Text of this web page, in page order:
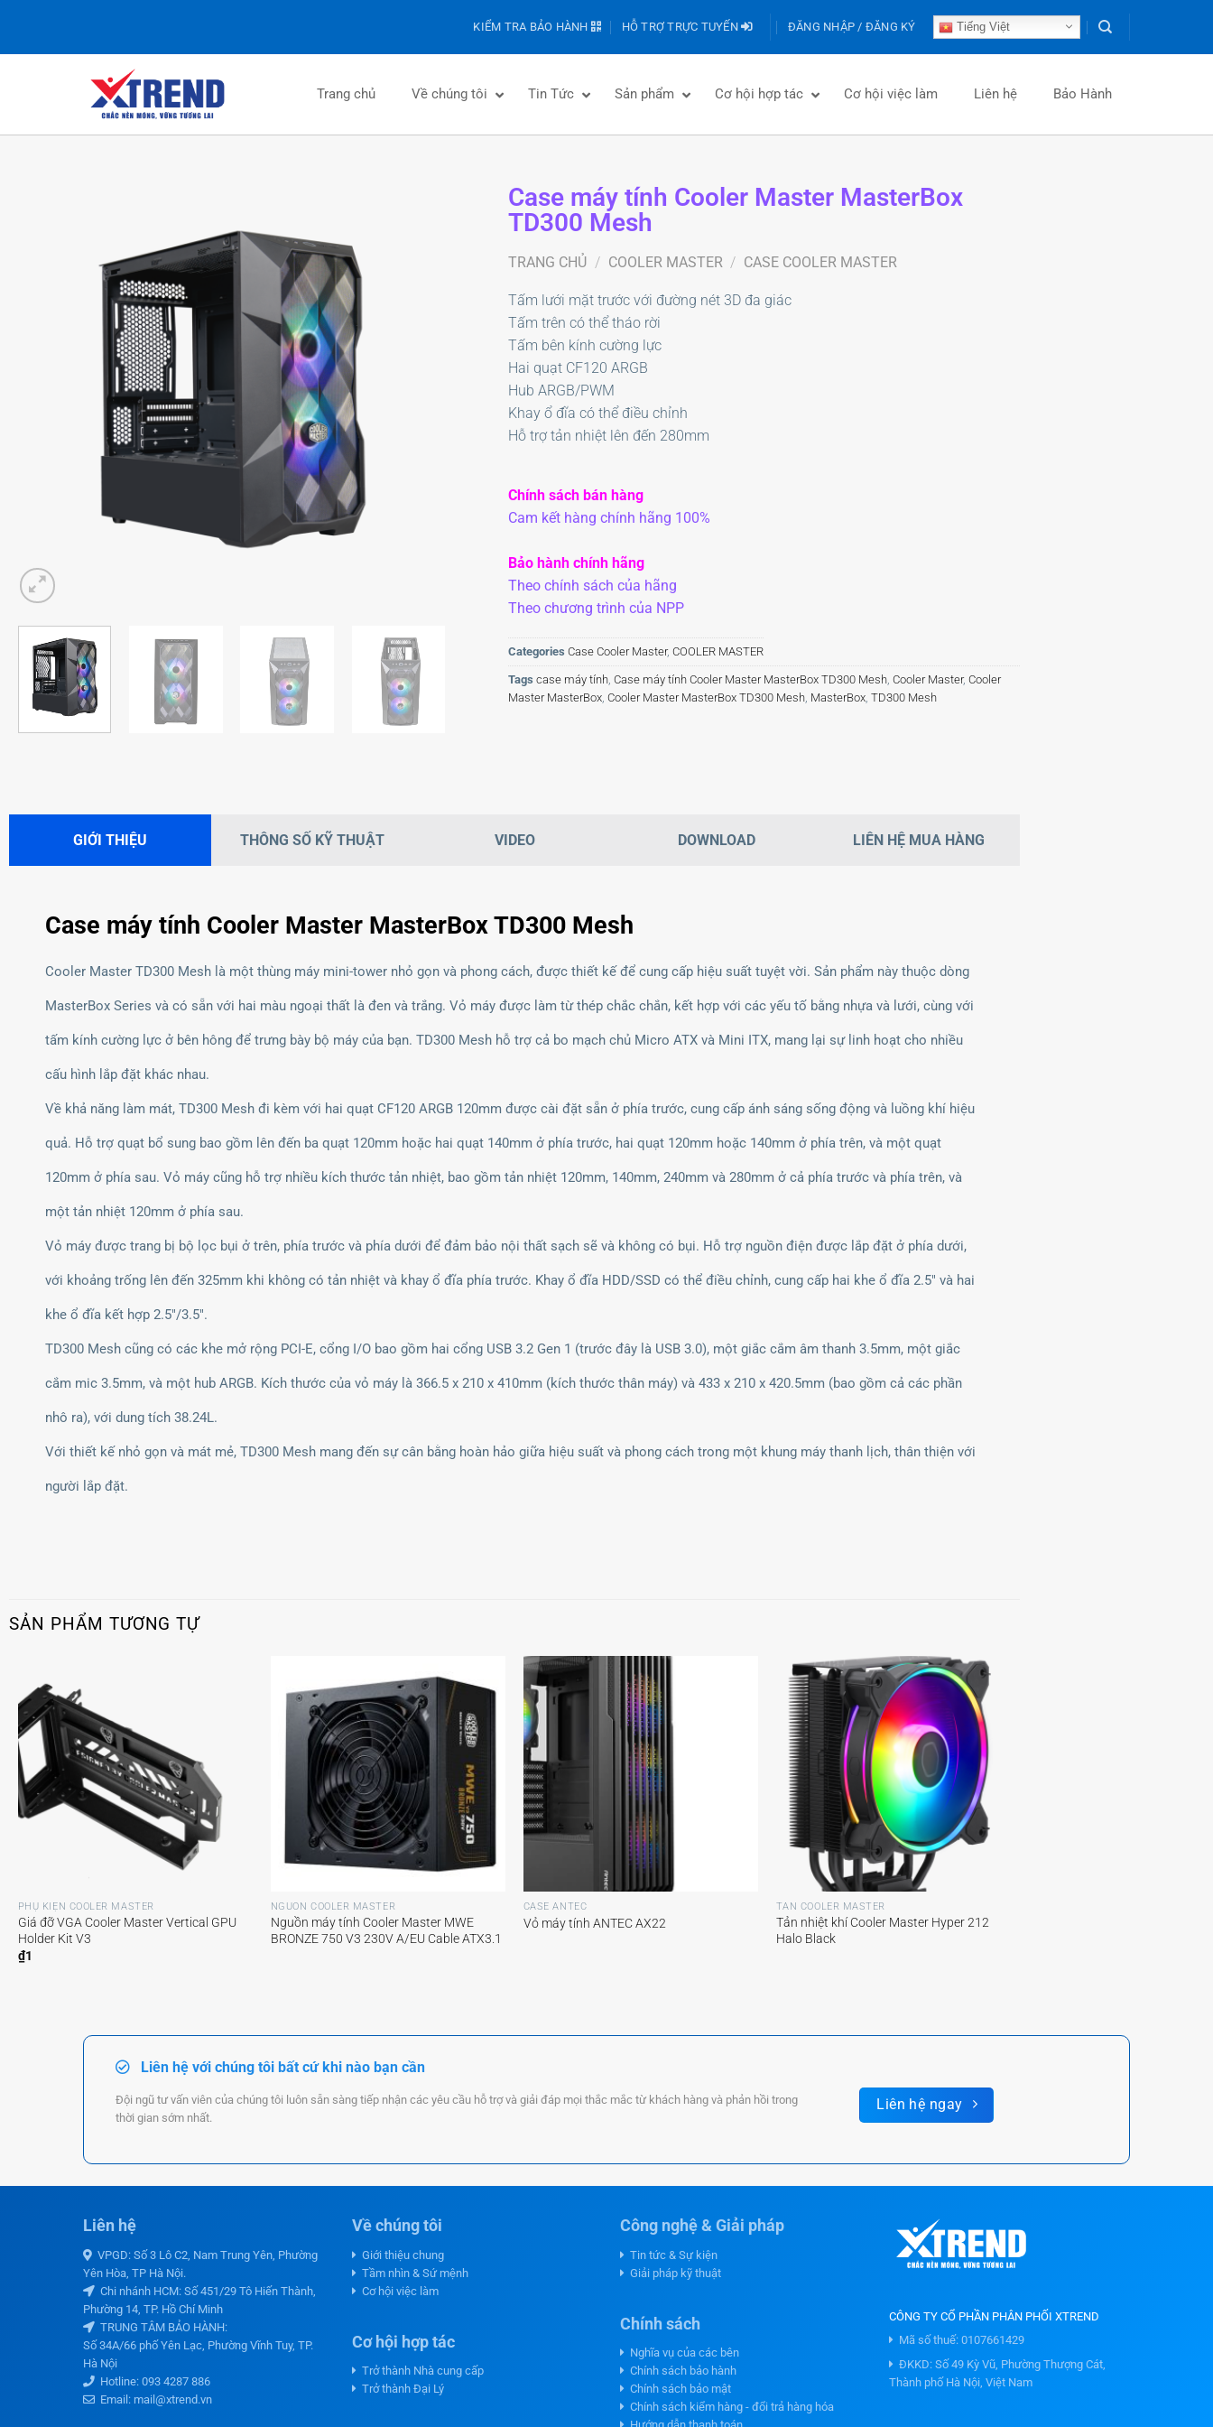
KIỂM TRA BẢO HÀNH HỖ TRỢ TRỰC TUYẾN ĐĂNG NHẬP / ĐĂNG KÝ Tiếng Việt
Trang chủ Về chúng tôi Tin Tức Sản phẩm Cơ hội hợp tác Cơ hội việc làm Liên hệ Bảo Hành
Case máy tính Cooler Master MasterBox
TD300 Mesh
TRANG CHỦ / COOLER MASTER / CASE COOLER MASTER
Tấm lưới mặt trước với đường nét 3D đa giác
Tấm trên có thể tháo rời
Tấm bên kính cường lực
Hai quạt CF120 ARGB
Hub ARGB/PWM
Khay ổ đĩa có thể điều chỉnh
Hỗ trợ tản nhiệt lên đến 280mm
Chính sách bán hàng
Cam kết hàng chính hãng 100%
Bảo hành chính hãng
Theo chính sách của hãng
Theo chương trình của NPP
Categories Case Cooler Master, COOLER MASTER
Tags case máy tính Case máy tính Cooler Master MasterBox TD300 Mesh Cooler Master, Cooler
Master MasterBox Cooler Master MasterBox TD300 Mesh MasterBox TD300 Mesh
GIỚI THIỆU THÔNG SỐ KỸ THUẬT VIDEO DOWNLOAD LIÊN HỆ MUA HÀNG
Case máy tính Cooler Master MasterBox TD300 Mesh
Cooler Master TD300 Mesh là một thùng máy mini-tower nhỏ gọn và phong cách, được thiết kế để cung cấp hiệu suất tuyệt vời. Sản phẩm này thuộc dòng
MasterBox Series và có sẵn với hai màu ngoại thất là đen và trắng. Vỏ máy được làm từ thép chắc chắn, kết hợp với các yếu tố bằng nhựa và lưới, cùng với
tấm kính cường lực ở bên hông để trưng bày bộ máy của bạn. TD300 Mesh hỗ trợ cả bo mạch chủ Micro ATX và Mini ITX, mang lại sự linh hoạt cho nhiều
cấu hình lắp đặt khác nhau.
Về khả năng làm mát, TD300 Mesh đi kèm với hai quạt CF120 ARGB 120mm được cài đặt sẵn ở phía trước, cung cấp ánh sáng sống động và luồng khí hiệu
quả. Hỗ trợ quạt bổ sung bao gồm lên đến ba quạt 120mm hoặc hai quạt 140mm ở phía trước, hai quạt 120mm hoặc 140mm ở phía trên, và một quạt
120mm ở phía sau. Vỏ máy cũng hỗ trợ nhiều kích thước tản nhiệt, bao gồm tản nhiệt 120mm, 140mm, 240mm và 280mm ở cả phía trước và phía trên, và
một tản nhiệt 120mm ở phía sau.
Vỏ máy được trang bị bộ lọc bụi ở trên, phía trước và phía dưới để đảm bảo nội thất sạch sẽ và không có bụi. Hỗ trợ nguồn điện được lắp đặt ở phía dưới,
với khoảng trống lên đến 325mm khi không có tản nhiệt và khay ổ đĩa phía trước. Khay ổ đĩa HDD/SSD có thể điều chỉnh, cung cấp hai khe ổ đĩa 2.5" và hai
khe ổ đĩa kết hợp 2.5"/3.5".
TD300 Mesh cũng có các khe mở rộng PCI-E, cổng I/O bao gồm hai cổng USB 3.2 Gen 1 (trước đây là USB 3.0), một giắc cắm âm thanh 3.5mm, một giắc
cắm mic 3.5mm, và một hub ARGB. Kích thước của vỏ máy là 366.5 x 210 x 410mm (kích thước thân máy) và 433 x 210 x 420.5mm (bao gồm cả các phần
nhô ra), với dung tích 38.24L.
Với thiết kế nhỏ gọn và mát mẻ, TD300 Mesh mang đến sự cân bằng hoàn hảo giữa hiệu suất và phong cách trong một khung máy thanh lịch, thân thiện với
người lắp đặt.
SẢN PHẨM TƯƠNG TỰ
PHỤ KIỆN COOLER MASTER
Giá đỡ VGA Cooler Master Vertical GPU
Holder Kit V3
₫1
NGUỒN COOLER MASTER
Nguồn máy tính Cooler Master MWE
BRONZE 750 V3 230V A/EU Cable ATX3.1
CASE ANTEC
Vỏ máy tính ANTEC AX22
TẢN COOLER MASTER
Tản nhiệt khí Cooler Master Hyper 212
Halo Black
Liên hệ với chúng tôi bất cứ khi nào bạn cần
Đội ngũ tư vấn viên của chúng tôi luôn sẵn sàng tiếp nhận các yêu cầu hỗ trợ và giải đáp mọi thắc mắc từ khách hàng và phản hồi trong
thời gian sớm nhất.
Liên hệ ngay
Liên hệ
VPGD: Số 3 Lô C2, Nam Trung Yên, Phường
Yên Hòa, TP Hà Nội.
Chi nhánh HCM: Số 451/29 Tô Hiến Thành,
Phường 14, TP. Hồ Chí Minh
TRUNG TÂM BẢO HÀNH:
Số 34A/66 phố Yên Lạc, Phường Vĩnh Tuy, TP.
Hà Nội
Hotline: 093 4287 886
Email: mail@xtrend.vn
Về chúng tôi
Giới thiệu chung
Tầm nhìn & Sứ mệnh
Cơ hội việc làm
Cơ hội hợp tác
Trở thành Nhà cung cấp
Trở thành Đại Lý
Công nghệ & Giải pháp
Tin tức & Sự kiện
Giải pháp kỹ thuật
Chính sách
Nghĩa vụ của các bên
Chính sách bảo hành
Chính sách bảo mật
Chính sách kiểm hàng - đổi trả hàng hóa
CÔNG TY CỔ PHẦN PHÂN PHỐI XTREND
Mã số thuế: 0107661429
ĐKKD: Số 49 Kỳ Vũ, Phường Thượng Cát,
Thành phố Hà Nội, Việt Nam